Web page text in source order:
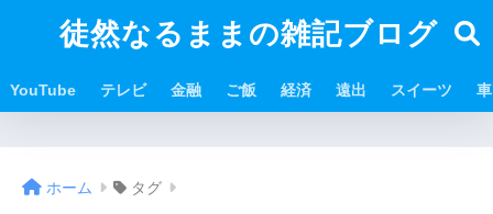
徒然なるままの雑記ブログ
YouTube テレビ 金融 ご飯 経済 遠出 スイーツ 車
ホーム タグ